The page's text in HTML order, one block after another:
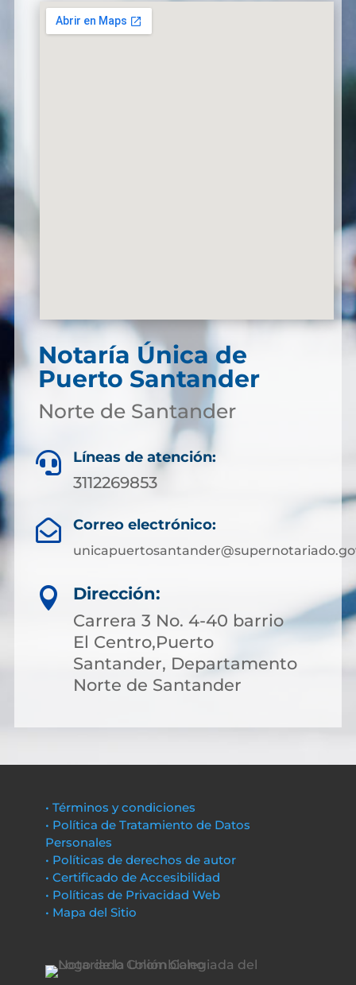
Notaría Única de
Puerto Santander
Norte de Santander
 Líneas de atención:
3112269853
 Correo electrónico:

Dirección:
Carrera 3 No. 4-40 barrio
El Centro,Puerto
Santander, Departamento
Norte de Santander
• Términos y condiciones
• Política de Tratamiento de Datos
Personales
• Políticas de derechos de autor
• Certificado de Accesibilidad
• Políticas de Privacidad Web
• Mapa del Sitio